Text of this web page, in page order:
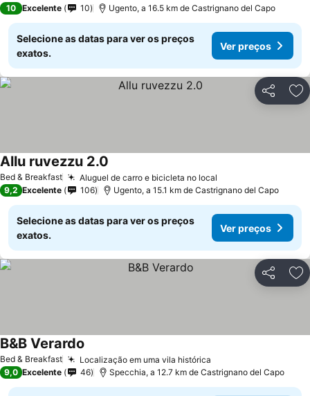
10 Excelente 10 Ugento, a 16.5 km de Castrignano del Capo
Selecione as datas para ver os preços
exatos.
Ver preços
Partilhar
Bed & Breakfast Aluguel de carro e bicicleta no local
Allu ruvezzu 2.0
9,2 Excelente 106 Ugento, a 15.1 km de Castrignano del Capo
Selecione as datas para ver os preços
exatos.
Ver preços
Partilhar
Bed & Breakfast Localização em uma vila histórica
B&B Verardo
9,0 Excelente 46 Specchia, a 12.7 km de Castrignano del Capo